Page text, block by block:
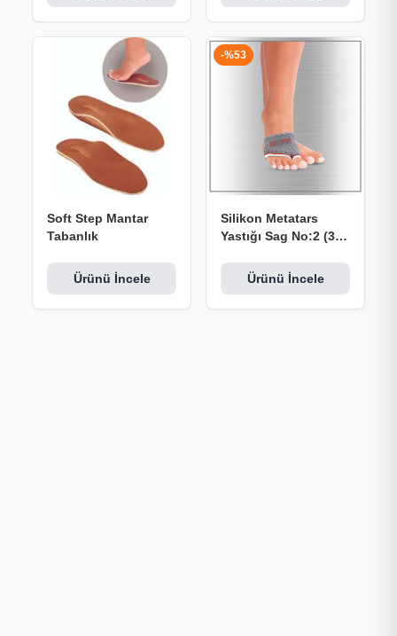
Soft Step Mantar
Tabanlık
Ürünü İncele
-%53
Silikon Metatars
Yastığı Sag No:2 (39-
Ürünü İncele